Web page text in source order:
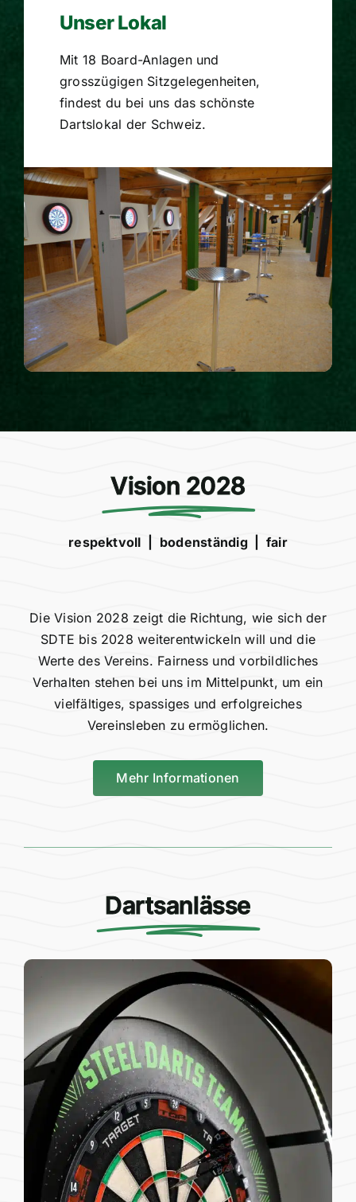
Unser Lokal
Mit 18 Board-Anlagen und
grosszügigen Sitzgelegenheiten,
findest du bei uns das schönste
Dartslokal der Schweiz.
Vision 2028
respektvoll | bodenständig | fair
Die Vision 2028 zeigt die Richtung, wie sich der
SDTE bis 2028 weiterentwickeln will und die
Werte des Vereins. Fairness und vorbildliches
Verhalten stehen bei uns im Mittelpunkt, um ein
vielfältiges, spassiges und erfolgreiches
Vereinsleben zu ermöglichen.
Mehr Informationen
Dartsanlässe